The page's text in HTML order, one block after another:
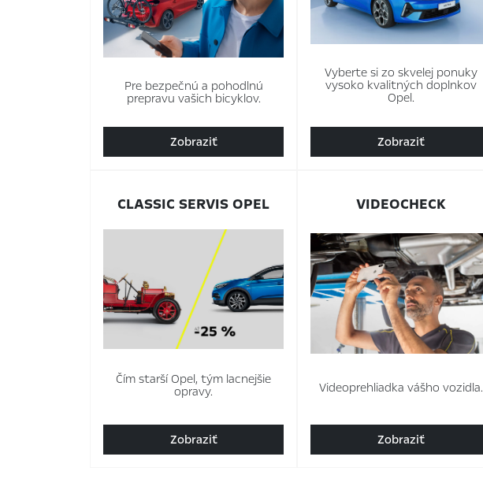
Pre bezpečnú a pohodlnú
prepravu vašich bicyklov.
Zobraziť
Vyberte si zo skvelej ponuky
vysoko kvalitných doplnkov
Opel.
Zobraziť
CLASSIC SERVIS OPEL
Čím starší Opel, tým lacnejšie
opravy.
Zobraziť
VIDEOCHECK
Videoprehliadka vášho vozidla.
Zobraziť